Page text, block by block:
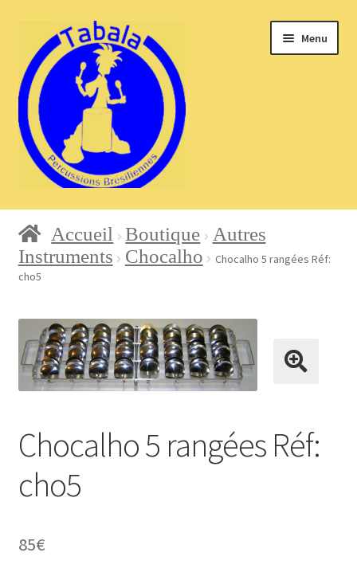
Aller
la
navigation
Aller
au
contenu
Menu
Accueil
Blog
Boutique
Contact
Mon compte
Accueil Boutique
Autres
Instruments
Chocalho
Chocalho 5 rangées Réf:
cho5
Chocalho 5 rangées Réf:
cho5
85€